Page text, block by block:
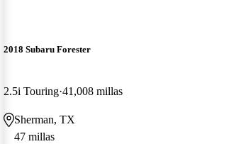
2018 Subaru Forester
2.5i Touring 41,008 millas
Sherman, TX
47 millas